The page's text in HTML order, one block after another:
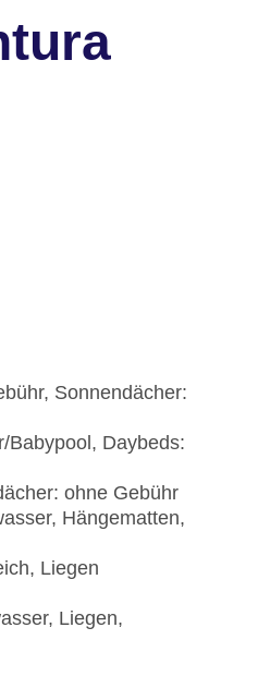
Sonnendächer:
Babypool, Daybeds:
ohne Gebühr
Hängematten,
Liegen
Liegen,